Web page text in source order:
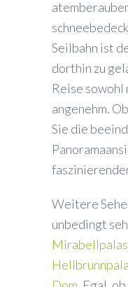
Seilbahn ist
dorthin zu
Reise sowohl
angenehm.
Sie die
Weitere
unbedingt